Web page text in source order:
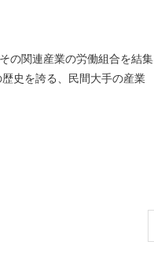
の関連産業の労働組合を結集
史を誇る、民間大手の産業